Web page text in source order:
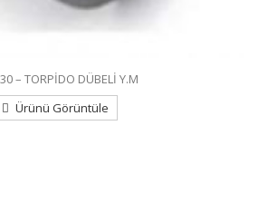
– TORPİDO DÜBELİ Y.M
Ürünü Görüntüle